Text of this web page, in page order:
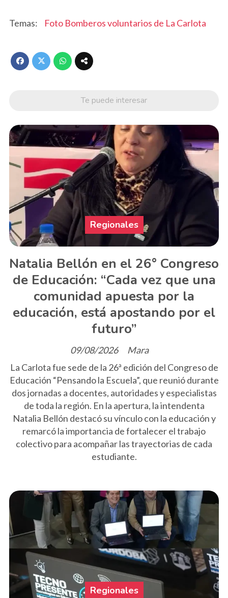
Foto Bomberos voluntarios de La Carlota
Te puede interesar
Natalia Bellón en el 26° Congreso
de Educación: “Cada vez que una
comunidad apuesta por la
educación, está apostando por el
futuro”
Mara
Regionales
09/08/2026
La Carlota fue sede de la 26ª edición del Congreso de
Educación “Pensando la Escuela”, que reunió durante
dos jornadas a docentes, autoridades y especialistas
de toda la región. En la apertura, la intendenta
Natalia Bellón destacó su vínculo con la educación y
remarcó la importancia de fortalecer el trabajo
colectivo para acompañar las trayectorias de cada
estudiante.
Regionales